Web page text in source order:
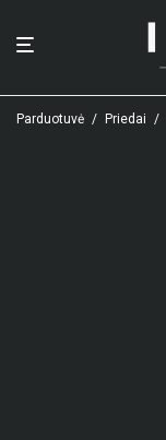
Parduotuvė / Priedai /